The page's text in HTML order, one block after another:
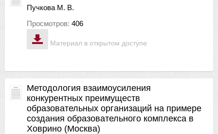
Материал в открытом доступе
Пучкова М. В.
Просмотров: 406
Методология взаимоусиления
конкурентных преимуществ
образовательных организаций на примере
создания образовательного комплекса в
Ховрино (Москва)